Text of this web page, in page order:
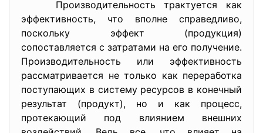
Производительность трактуется как
эффективность, что вполне справедливо,
поскольку эффект (продукция)
сопоставляется с затратами на его получение.
Производительность или эффективность
рассматривается не только как переработка
поступающих в систему ресурсов в конечный
результат (продукт), но и как процесс,
протекающий под влиянием внешних